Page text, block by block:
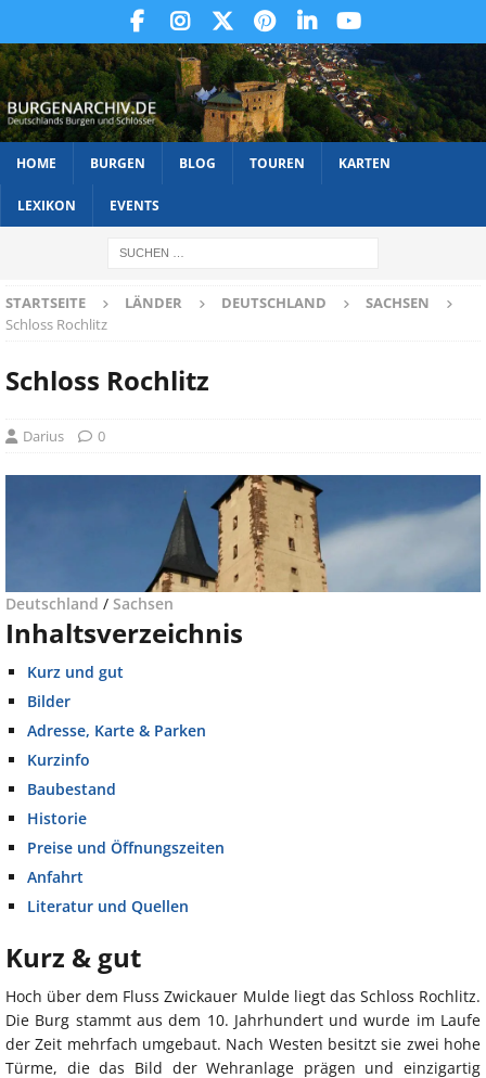
HOME BURGEN BLOG TOUREN KARTEN
LEXIKON EVENTS
STARTSEITE LÄNDER DEUTSCHLAND
SACHSEN
Schloss Rochlitz
Schloss Rochlitz
Darius 0
Deutschland / Sachsen
Inhaltsverzeichnis
Kurz und gut
Bilder
Adresse, Karte & Parken
Kurzinfo
Baubestand
Historie
Preise und Öffnungszeiten
Anfahrt
Literatur und Quellen
Kurz & gut
Hoch über dem Fluss Zwickauer Mulde liegt das Schloss Rochlitz.
Die Burg stammt aus dem 10. Jahrhundert und wurde im Laufe
der Zeit mehrfach umgebaut. Nach Westen besitzt sie zwei hohe
Türme, die das Bild der Wehranlage prägen und einzigartig